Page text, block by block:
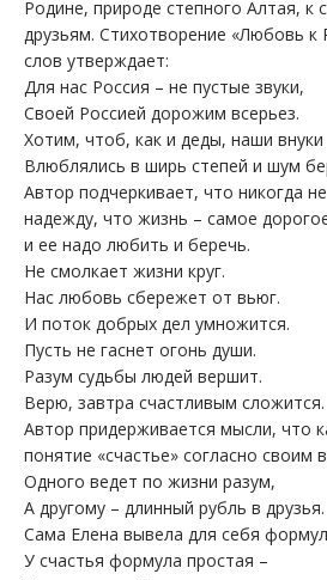
Родине, природе степного Алтая, к
друзьям. Стихотворение «Любовь к
слов утверждает:
Для нас Россия – не пустые звуки,
Своей Россией дорожим всерьез.
Хотим, чтоб, как и деды, наши внуки
Влюблялись в ширь степей и шум
Автор подчеркивает, что никогда
надежду, что жизнь – самое
и ее надо любить и беречь.
Не смолкает жизни круг.
Нас любовь сбережет от вьюг.
И поток добрых дел умножится.
Пусть не гаснет огонь души.
Разум судьбы людей вершит.
Верю, завтра счастливым сложится.
Автор придерживается мысли, что
понятие «счастье» согласно своим
Одного ведет по жизни разум,
А другому – длинный рубль в друзья.
Сама Елена вывела для себя
У счастья формула простая –